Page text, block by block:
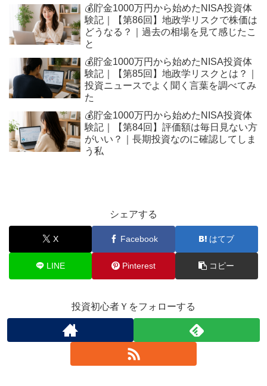
💰貯金1000万円から始めたNISA投資体
験記｜【第86回】地政学リスクで株価は
どうなる？｜過去の相場を見て感じたこ
と
💰貯金1000万円から始めたNISA投資体
験記｜【第85回】地政学リスクとは？｜
投資ニュースでよく聞く言葉を調べてみ
た
💰貯金1000万円から始めたNISA投資体
験記｜【第84回】評価額は毎日見ない方
がいい？｜長期投資なのに確認してしま
う私
シェアする
X Facebook はてブ
LINE Pinterest コピー
投資初心者Ｙをフォローする